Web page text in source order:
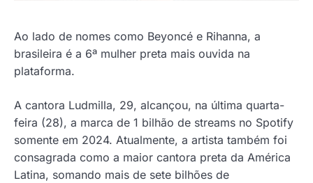
Ao lado de nomes como Beyoncé e Rihanna, a
brasileira é a 6ª mulher preta mais ouvida na
plataforma.
A cantora Ludmilla, 29, alcançou, na última quarta-
feira (28), a marca de 1 bilhão de streams no Spotify
somente em 2024. Atualmente, a artista também foi
consagrada como a maior cantora preta da América
Latina, somando mais de sete bilhões de